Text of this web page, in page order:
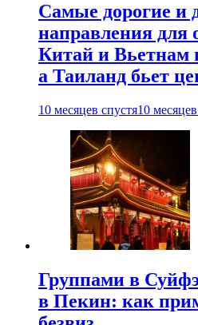
Самые дорогие и
направления для
Китай и Вьетнам
а Таиланд бьет
10 месяцев спустя10
Группами в
в Пекин: как